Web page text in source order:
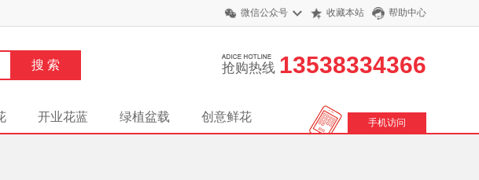
微信公众号 收藏本站 帮助中心
抢购热线 13538334366
开业花蓝 绿植盆载 创意鲜花 手机访问